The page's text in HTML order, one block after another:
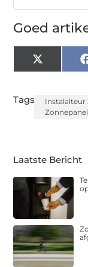
Goed
X
(Twitter)
Tags: Instalalteur
Laatste Bericht